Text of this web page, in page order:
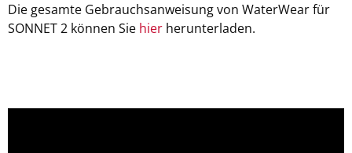
Die gesamte Gebrauchsanweisung von WaterWear für
SONNET 2 können Sie hier herunterladen.